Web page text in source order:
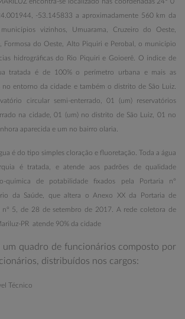
-53.145833 a aproximadamente 560 km da
vizinhos, Umuarama, Cruzeiro do Oeste,
Formosa do Oeste, Alto Piquiri e Perobal, o município
hidrográficas do Rio Piquiri e Goioerê. O índice de
tratada é de 100% o perímetro urbana e mais as
no entorno da cidade e também o distrito de São Luiz.
circular semi-enterrado, 01 (um) reservatórios
na cidade, 01 (um) no distrito de São Luiz, 01 no
aparecida e um no bairro olaria.
é do tipo simples cloração e fluoretação. Toda a água
é tratada, e atende aos padrões de qualidade
química de potabilidade fixados pela Portaria nº
da Saúde, que altera o Anexo XX da Portaria de
5, de 28 de setembro de 2017.
A rede coletora de
PR atende 90% da cidade
um quadro de funcionários composto por
distribuídos nos cargos:
Técnico